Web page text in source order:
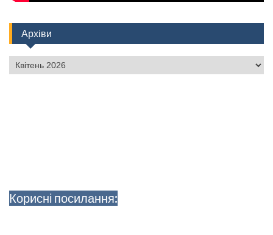
Архіви
Архіви
Корисні посилання: